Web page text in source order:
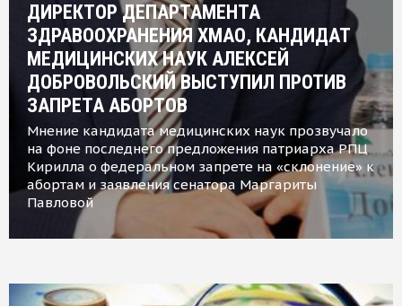
ДИРЕКТОР ДЕПАРТАМЕНТА
ЗДРАВООХРАНЕНИЯ ХМАО, КАНДИДАТ
МЕДИЦИНСКИХ НАУК АЛЕКСЕЙ
ДОБРОВОЛЬСКИЙ ВЫСТУПИЛ ПРОТИВ
ЗАПРЕТА АБОРТОВ
Мнение кандидата медицинских наук прозвучало
на фоне последнего предложения патриарха РПЦ
Кирилла о федеральном запрете на «склонение» к
абортам и заявления сенатора Маргариты
Павловой